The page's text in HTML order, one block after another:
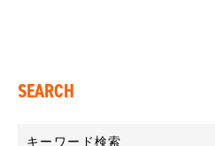
SEARCH